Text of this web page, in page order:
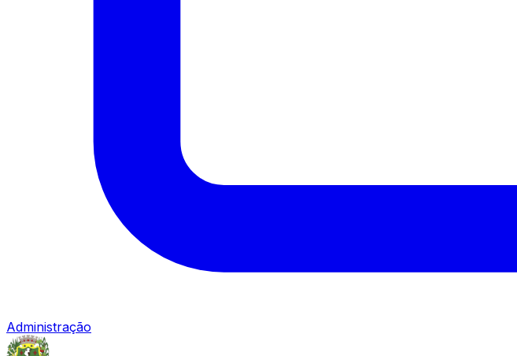
Administração